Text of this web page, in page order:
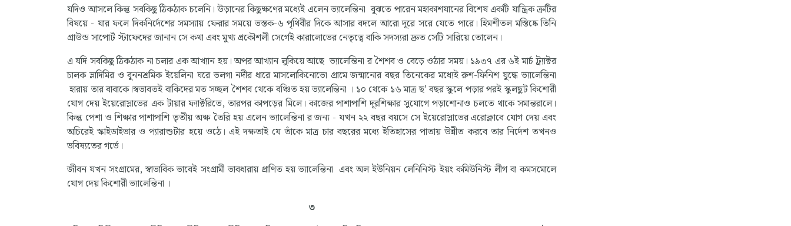
যদিও আসলে কিন্তু সবকিছু ঠিকঠাক চলেনি। উড়ানের কিছুক্ষণের মধ্যেই এলেন ভ্যালেন্তিনা বুঝতে পারেন মহাকাশযানের বিশেষ একটি যান্ত্রিক ত্রুটির
বিষয়ে - যার ফলে দিকনির্দেশের সমস্যায় ফেরার সময়ে ভস্তক-৬ পৃথিবীর দিকে আসার বদলে আরো দূরে সরে যেতে পারে। হিমশীতল মস্তিষ্কে তিনি
গ্রাউন্ড সাপোর্ট স্টাফেদের জানান সে কথা এবং মুখ্য প্রকৌশলী সের্গেই কারালোভের নেতৃত্বে বাকি সদস্যরা দ্রুত সেটি সারিয়ে তোলেন।
এ যদি সবকিছু ঠিকঠাক না চলার এক আখ্যান হয়। অপর আখ্যান লুকিয়ে আছে ভ্যালেন্তিনা র শৈশব ও বেড়ে ওঠার সময়। ১৯৩৭ এর ৬ই মার্চ ট্র্যাক্টর
চালক ভ্লাদিমির ও বুননশ্রমিক ইয়েলিনা ঘরে ভলগা নদীর ধারে মাসলোকিনোভো গ্রামে জন্মানোর বছর তিনেকের মধ্যেই রুশ-ফিনিশ যুদ্ধে ভ্যালেন্তিনা
হারায় তার বাবাকে।স্বভাবতই বাকিদের মত সচ্ছল শৈশব থেকে বঞ্চিত হয় ভ্যালেন্তিনা । ১০ থেকে ১৬ মাত্র ছ’ বছর স্কুলে পড়ার পরই স্কুলছুট কিশোরী
যোগ দেয় ইয়েরোস্লাভের এক টায়ার ফ্যাক্টরিতে, তারপর কাপড়ের মিলে। কাজের পাশাপাশি দূরশিক্ষার সুযোগে পড়াশোনাও চলতে থাকে সমান্তরালে।
কিন্তু পেশা ও শিক্ষার পাশাপাশি তৃতীয় অক্ষ তৈরি হয় এলেন ভ্যালেন্তিনা র জন্য - যখন ২২ বছর বয়সে সে ইয়েরোস্লাভের এরোক্লাবে যোগ দেয় এবং
অচিরেই স্কাইডাইভার ও প্যারাশুটার হয়ে ওঠে। এই দক্ষতাই যে তাঁকে মাত্র চার বছরের মধ্যে ইতিহাসের পাতায় উন্নীত করবে তার নির্দেশ তখনও
ভবিষ্যতের গর্ভে।
জীবন যখন সংগ্রামের, স্বাভাবিক ভাবেই সংগ্রামী ভাবধারায় প্রাণিত হয় ভ্যালেন্তিনা এবং অল ইউনিয়ন লেনিনিস্ট ইয়ং কমিউনিস্ট লীগ বা কমসমোলে
যোগ দেয় কিশোরী ভ্যালেন্তিনা ।
৩